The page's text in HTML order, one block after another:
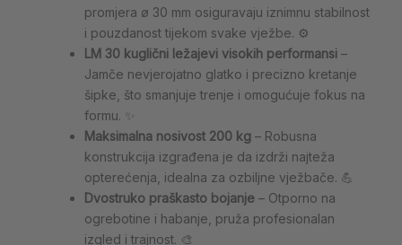
promjera ø 30 mm osiguravaju iznimnu stabilnost
i pouzdanost tijekom svake vježbe. ⚙️
LM 30 kuglični ležajevi visokih performansi –
Jamče nevjerojatno glatko i precizno kretanje
šipke, što smanjuje trenje i omogućuje fokus na
formu. ✨
Maksimalna nosivost 200 kg – Robusna
konstrukcija izgrađena je da izdrži najteža
opterećenja, idealna za ozbiljne vježbače. 💪
Dvostruko praškasto bojanje – Otporno na
ogrebotine i habanje, pruža profesionalan
izgled i trajnost. 🎨